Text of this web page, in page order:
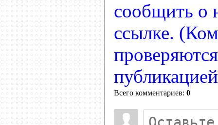
сообщить о
ссылке.
Всего комментариев: 0